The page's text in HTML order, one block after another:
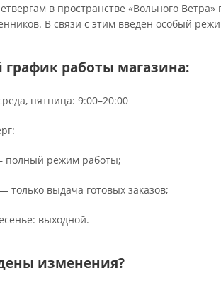
в пространстве «Вольного
В связи с этим введён особый
работы магазина:
пятница: 9:00–20:00
полный режим работы;
только выдача готовых заказов;
выходной.
изменения?